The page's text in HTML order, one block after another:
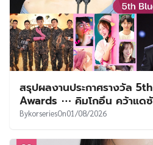
สรุปผลงานประกาศรางวัล
Awards ⋯ คิมโกอึน คว้าแด
BykorseriesOn01/08/2026